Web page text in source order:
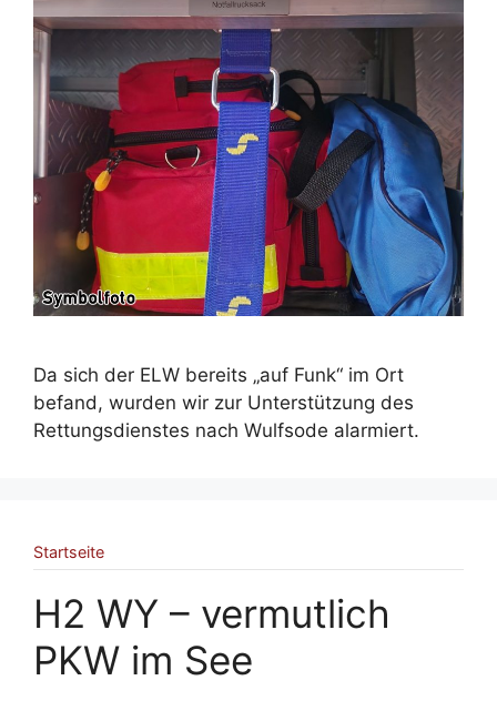
Da sich der ELW bereits „auf Funk“ im Ort
befand, wurden wir zur Unterstützung des
Rettungsdienstes nach Wulfsode alarmiert.
Startseite
H2 WY – vermutlich
PKW im See